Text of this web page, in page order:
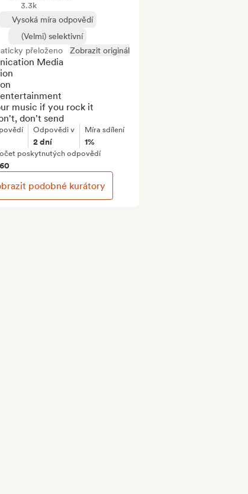
3.3k
Vysoká míra odpovědí
(Velmi) selektivní
přeloženo
Zobrazit originál
Media
music if you rock it
don't send
Odpovědi v
2 dní
Míra sdílení
1%
poskytnutých odpovědí
podobné kurátory